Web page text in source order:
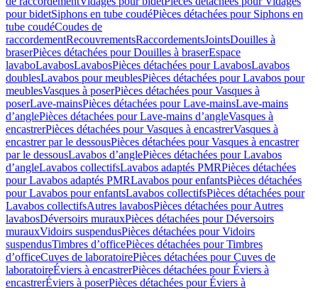
pour bidetSiphons en tube coudéPièces détachées pour Siphons en
tube coudéCoudes de
raccordementRecouvrementsRaccordementsJointsDouilles à
braserPièces détachées pour Douilles à braserEspace
lavaboLavabosLavabosPièces détachées pour LavabosLavabos
doublesLavabos pour meublesPièces détachées pour Lavabos pour
meublesVasques à poserPièces détachées pour Vasques à
poserLave-mainsPièces détachées pour Lave-mainsLave-mains
d’anglePièces détachées pour Lave-mains d’angleVasques à
encastrerPièces détachées pour Vasques à encastrerVasques à
encastrer par le dessousPièces détachées pour Vasques à encastrer
par le dessousLavabos d’anglePièces détachées pour Lavabos
d’angleLavabos collectifsLavabos adaptés PMRPièces détachées
pour Lavabos adaptés PMRLavabos pour enfantsPièces détachées
pour Lavabos pour enfantsLavabos collectifsPièces détachées pour
Lavabos collectifsAutres lavabosPièces détachées pour Autres
lavabosDéversoirs murauxPièces détachées pour Déversoirs
murauxVidoirs suspendusPièces détachées pour Vidoirs
suspendusTimbres dʼofficePièces détachées pour Timbres
dʼofficeCuves de laboratoirePièces détachées pour Cuves de
laboratoireÉviers à encastrerPièces détachées pour Éviers à
encastrerÉviers à poserPièces détachées pour Éviers à